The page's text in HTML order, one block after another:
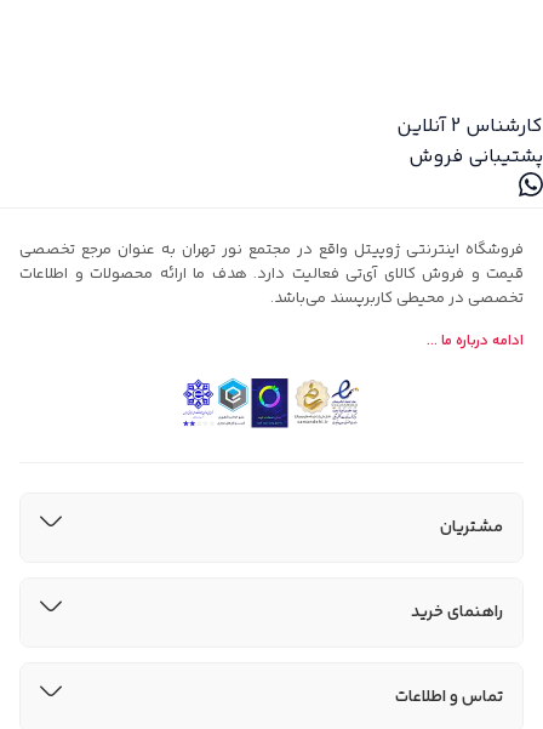
کارشناس 2
آنلاین
پشتیبانی فروش
فروشگاه اینترنتی ژوپیتل واقع در مجتمع نور تهران به عنوان مرجع تخصصی
قیمت و فروش کالای آی‌تی فعالیت دارد. هدف ما ارائه محصولات و اطلاعات
تخصصی در محیطی کاربرپسند می‌باشد.
ادامه درباره ما ...
مشتریان
راهنمای خرید
تماس و اطلاعات